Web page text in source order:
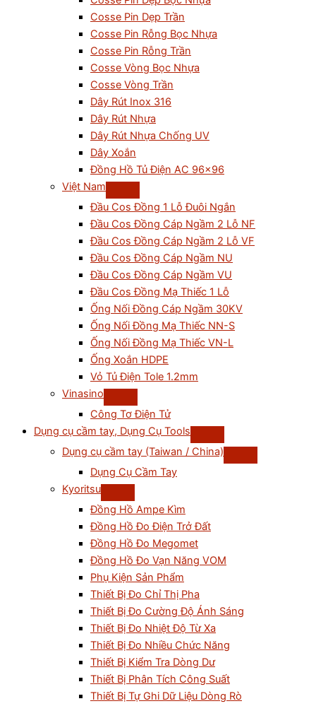
Cosse Pin Dẹp Trần
Cosse Pin Rỗng Bọc Nhựa
Cosse Pin Rỗng Trần
Cosse Vòng Bọc Nhựa
Cosse Vòng Trần
Dây Rút Inox 316
Dây Rút Nhựa
Dây Rút Nhựa Chống UV
Dây Xoắn
Đồng Hồ Tủ Điện AC 96×96
Việt Nam
Đầu Cos Đồng 1 Lỗ Đuôi Ngắn
Đầu Cos Đồng Cáp Ngầm 2 Lỗ NF
Đầu Cos Đồng Cáp Ngầm 2 Lỗ VF
Đầu Cos Đồng Cáp Ngầm NU
Đầu Cos Đồng Cáp Ngầm VU
Đầu Cos Đồng Mạ Thiếc 1 Lỗ
Ống Nối Đồng Cáp Ngầm 30KV
Ống Nối Đồng Mạ Thiếc NN-S
Ống Nối Đồng Mạ Thiếc VN-L
Ống Xoắn HDPE
Vỏ Tủ Điện Tole 1.2mm
Vinasino
Công Tơ Điện Tử
Dụng cụ cầm tay, Dụng Cụ Tools
Dụng cụ cầm tay (Taiwan / China)
Dụng Cụ Cầm Tay
Kyoritsu
Đồng Hồ Ampe Kìm
Đồng Hồ Đo Điện Trở Đất
Đồng Hồ Đo Megomet
Đồng Hồ Đo Vạn Năng VOM
Phụ Kiện Sản Phẩm
Thiết Bị Đo Chỉ Thị Pha
Thiết Bị Đo Cường Độ Ánh Sáng
Thiết Bị Đo Nhiệt Độ Từ Xa
Thiết Bị Đo Nhiều Chức Năng
Thiết Bị Kiểm Tra Dòng Dư
Thiết Bị Phân Tích Công Suất
Thiết Bị Tự Ghi Dữ Liệu Dòng Rò